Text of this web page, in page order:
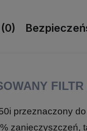
przeznaczony
zanieczyszczeń,